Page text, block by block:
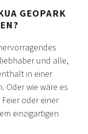
GEOPARK
und alle,
in einer
Oder wie wäre es
oder einer
einzigartigen